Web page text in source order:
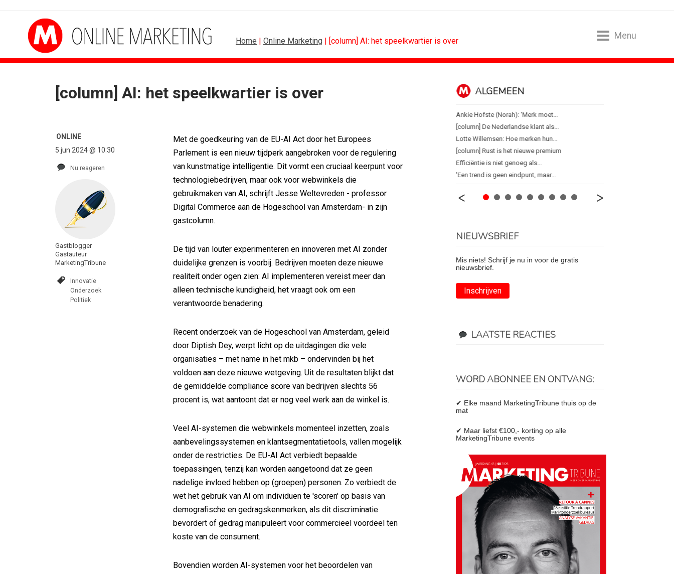
Home | Online Marketing | [column] AI: het speelkwartier is over
Menu
[column] AI: het speelkwartier is over
ONLINE
5 jun 2024 @ 10:30
Nu reageren
Gastblogger
Gastauteur
MarketingTribune
Innovatie
Onderzoek
Politiek
Met de goedkeuring van de EU-AI Act door het Europees
Parlement is een nieuw tijdperk aangebroken voor de regulering
van kunstmatige intelligentie. Dit vormt een cruciaal keerpunt voor
technologiebedrijven, maar ook voor webwinkels die
gebruikmaken van AI, schrijft Jesse Weltevreden - professor
Digital Commerce aan de Hogeschool van Amsterdam- in zijn
gastcolumn.
De tijd van louter experimenteren en innoveren met AI zonder
duidelijke grenzen is voorbij. Bedrijven moeten deze nieuwe
realiteit onder ogen zien: AI implementeren vereist meer dan
alleen technische kundigheid, het vraagt ook om een
verantwoorde benadering.
Recent onderzoek van de Hogeschool van Amsterdam, geleid
door Diptish Dey, werpt licht op de uitdagingen die vele
organisaties – met name in het mkb – ondervinden bij het
voldoen aan deze nieuwe wetgeving. Uit de resultaten blijkt dat
de gemiddelde compliance score van bedrijven slechts 56
procent is, wat aantoont dat er nog veel werk aan de winkel is.
Veel AI-systemen die webwinkels momenteel inzetten, zoals
aanbevelingssystemen en klantsegmentatietools, vallen mogelijk
onder de restricties. De EU-AI Act verbiedt bepaalde
toepassingen, tenzij kan worden aangetoond dat ze geen
nadelige invloed hebben op (groepen) personen. Zo verbiedt de
wet het gebruik van AI om individuen te 'scoren' op basis van
demografische en gedragskenmerken, als dit discriminatie
bevordert of gedrag manipuleert voor commercieel voordeel ten
koste van de consument.
Bovendien worden AI-systemen voor het beoordelen van
NOC*NSF lanceert businessclub voor...
BMV verbindt naam aan PSV
Olympisch schaatsen in Thialf biedt...
Lego laat opnieuw Formule 1-coureurs...
ALGEMEEN
Ankie Hofste (Norah): 'Merk moet...
[column] De Nederlandse klant als...
Lotte Willemsen: Hoe merken hun...
[column] Rust is het nieuwe premium
Efficiëntie is niet genoeg als...
'Een trend is geen eindpunt, maar...
NIEUWSBRIEF
Mis niets! Schrijf je nu in voor de gratis
nieuwsbrief.
Inschrijven
LAATSTE REACTIES
WORD ABONNEE EN ONTVANG:
✔ Elke maand MarketingTribune thuis op de
mat
✔ Maar liefst €100,- korting op alle
MarketingTribune events